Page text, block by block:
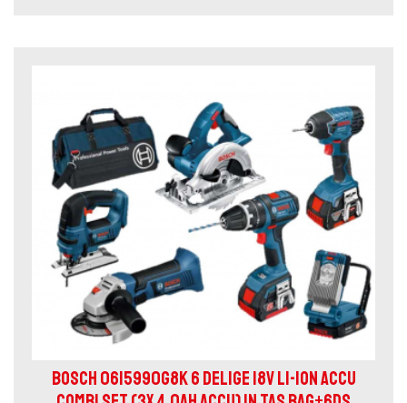
BOSCH 0615990G8K 6 DELIGE 18V LI-ION ACCU